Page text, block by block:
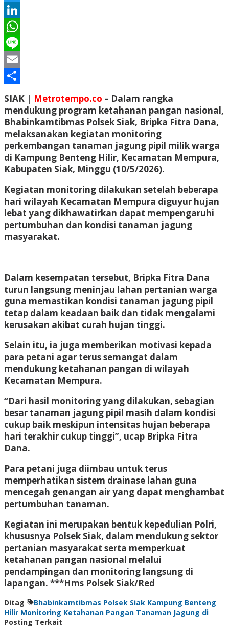
Twitter
LinkedIn
WhatsApp
Line
Email
Share
SIAK | Metrotempo.co – Dalam rangka
mendukung program ketahanan pangan nasional,
Bhabinkamtibmas Polsek Siak, Bripka Fitra Dana,
melaksanakan kegiatan monitoring
perkembangan tanaman jagung pipil milik warga
di Kampung Benteng Hilir, Kecamatan Mempura,
Kabupaten Siak, Minggu (10/5/2026).
Kegiatan monitoring dilakukan setelah beberapa
hari wilayah Kecamatan Mempura diguyur hujan
lebat yang dikhawatirkan dapat mempengaruhi
pertumbuhan dan kondisi tanaman jagung
masyarakat.
Dalam kesempatan tersebut, Bripka Fitra Dana
turun langsung meninjau lahan pertanian warga
guna memastikan kondisi tanaman jagung pipil
tetap dalam keadaan baik dan tidak mengalami
kerusakan akibat curah hujan tinggi.
Selain itu, ia juga memberikan motivasi kepada
para petani agar terus semangat dalam
mendukung ketahanan pangan di wilayah
Kecamatan Mempura.
“Dari hasil monitoring yang dilakukan, sebagian
besar tanaman jagung pipil masih dalam kondisi
cukup baik meskipun intensitas hujan beberapa
hari terakhir cukup tinggi”, ucap Bripka Fitra
Dana.
Para petani juga diimbau untuk terus
memperhatikan sistem drainase lahan guna
mencegah genangan air yang dapat menghambat
pertumbuhan tanaman.
Kegiatan ini merupakan bentuk kepedulian Polri,
khususnya Polsek Siak, dalam mendukung sektor
pertanian masyarakat serta memperkuat
ketahanan pangan nasional melalui
pendampingan dan monitoring langsung di
lapangan. ***Hms Polsek Siak/Red
Ditag Bhabinkamtibmas Polsek Siak Kampung Benteng
Hilir Monitoring Ketahanan Pangan Tanaman Jagung di
Posting Terkait